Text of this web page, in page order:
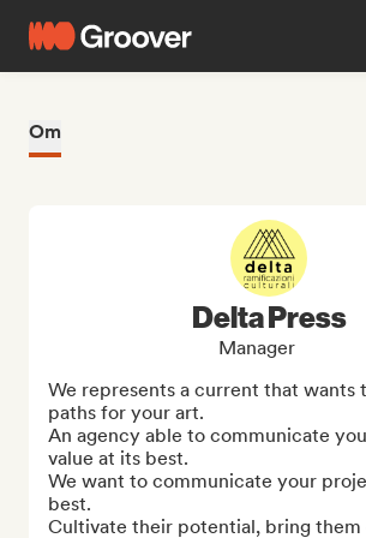
Om
Delta Press
Manager
We represents a current that wants
paths for your art.
An agency able to communicate
value at its best.
We want to communicate your
best.
Cultivate their potential, bring